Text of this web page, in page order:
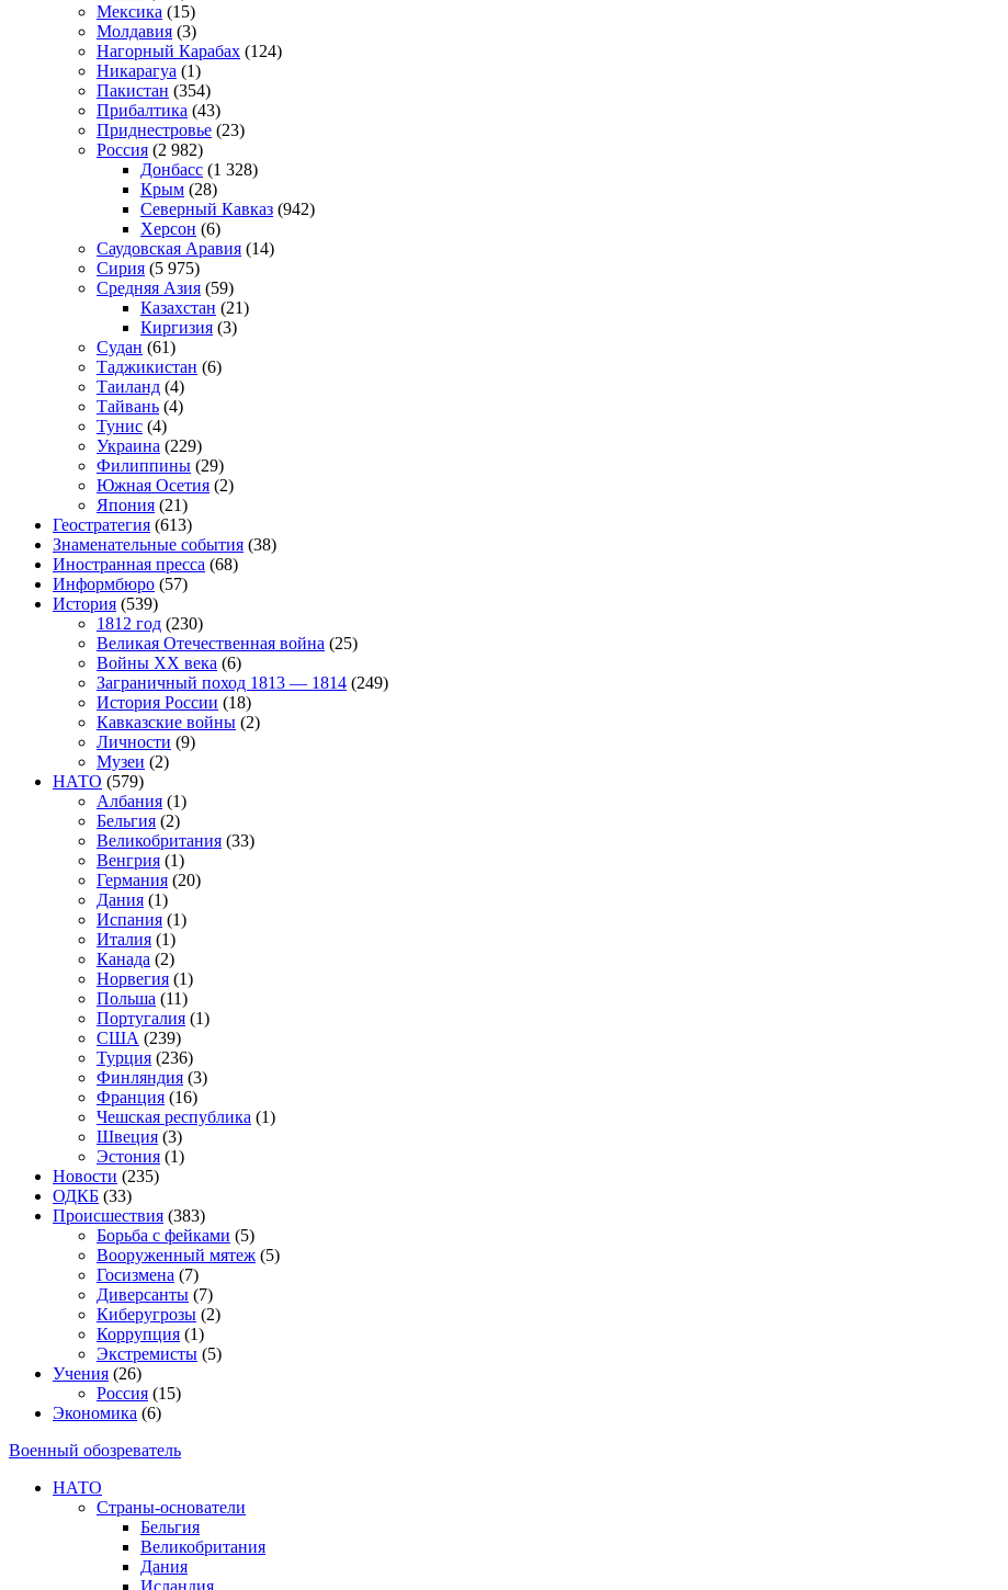
Мексика (15)
Молдавия (3)
Нагорный Карабах (124)
Никарагуа (1)
Пакистан (354)
Прибалтика (43)
Приднестровье (23)
Россия (2 982)
Донбасс (1 328)
Крым (28)
Северный Кавказ (942)
Херсон (6)
Саудовская Аравия (14)
Сирия (5 975)
Средняя Азия (59)
Казахстан (21)
Киргизия (3)
Судан (61)
Таджикистан (6)
Таиланд (4)
Тайвань (4)
Тунис (4)
Украина (229)
Филиппины (29)
Южная Осетия (2)
Япония (21)
Геостратегия (613)
Знаменательные события (38)
Иностранная пресса (68)
Информбюро (57)
История (539)
1812 год (230)
Великая Отечественная война (25)
Войны XX века (6)
Заграничный поход 1813 — 1814 (249)
История России (18)
Кавказские войны (2)
Личности (9)
Музеи (2)
НАТО (579)
Албания (1)
Бельгия (2)
Великобритания (33)
Венгрия (1)
Германия (20)
Дания (1)
Испания (1)
Италия (1)
Канада (2)
Норвегия (1)
Польша (11)
Португалия (1)
США (239)
Турция (236)
Финляндия (3)
Франция (16)
Чешская республика (1)
Швеция (3)
Эстония (1)
Новости (235)
ОДКБ (33)
Происшествия (383)
Борьба с фейками (5)
Вооруженный мятеж (5)
Госизмена (7)
Диверсанты (7)
Киберугрозы (2)
Коррупция (1)
Экстремисты (5)
Учения (26)
Россия (15)
Экономика (6)
Военный обозреватель
НАТО
Страны-основатели
Бельгия
Великобритания
Дания